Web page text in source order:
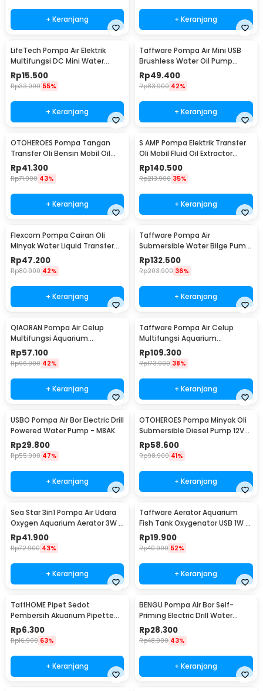
+ Keranjang + Keranjang
LifeTech Pompa Air Elektrik
Multifungsi DC Mini Water
Pump 4.8W 12V - 365B-7
Rp15.500
Rp33.900 55%
+ Keranjang
Taffware Pompa Air Mini USB
Brushless Water Oil Pump
Submersible 5V - QR30A
Rp49.400
Rp83.900 42%
+ Keranjang
OTOHEROES Pompa Tangan
Transfer Oli Bensin Mobil Oil
Pump - NC01
Rp41.300
Rp71.900 43%
+ Keranjang
S AMP Pompa Elektrik Transfer
Oli Mobil Fluid Oil Extractor
Pump 12V - A3
Rp140.500
Rp213.900 35%
+ Keranjang
Flexcom Pompa Cairan Oli
Minyak Water Liquid Transfer
Pump - JT-600
Rp47.200
Rp80.900 42%
+ Keranjang
Taffware Pompa Air
Submersible Water Bilge Pump
12V - BL-2512SI
Rp132.500
Rp203.900 36%
+ Keranjang
QIAORAN Pompa Air Celup
Multifungsi Aquarium
Submersible Pump 5V 2.4W -
QR50A
Rp57.100
Rp96.900 42%
+ Keranjang
Taffware Pompa Air Celup
Multifungsi Aquarium
Submersible Pump 12V 30W -
ZYW890
Rp109.300
Rp173.900 38%
+ Keranjang
USBO Pompa Air Bor Electric Drill
Powered Water Pump - M8AK
Rp29.800
Rp55.900 47%
+ Keranjang
OTOHEROES Pompa Minyak Oli
Submersible Diesel Pump 12V
51mm - BXG38
Rp58.600
Rp98.900 41%
+ Keranjang
Sea Star 3in1 Pompa Air Udara
Oxygen Aquarium Aerator 3W -
HX-1100L
Rp41.900
Rp72.900 43%
+ Keranjang
Taffware Aerator Aquarium
Fish Tank Oxygenator USB 1W -
AB479
Rp19.900
Rp40.900 52%
+ Keranjang
TaffHOME Pipet Sedot
Pembersih Akuarium Pipette
Siphone Pump 30ml - NC03
Rp6.300
Rp16.900 63%
+ Keranjang
BENGU Pompa Air Bor Self-
Priming Electric Drill Water
Pump - JET101
Rp28.300
Rp48.900 43%
+ Keranjang